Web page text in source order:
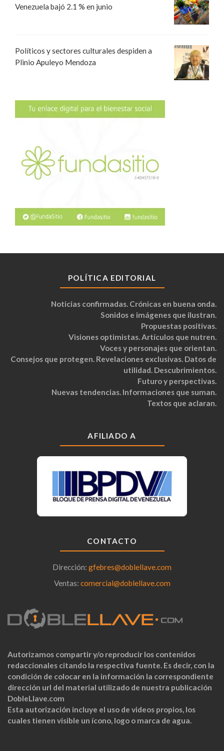
Venezuela bajó 2.1 % en junio
Políticos y sectores culturales despiden a
Plinio Apuleyo Mendoza
POLÍTICA EDITORIAL
Noticias confirmadas. Crónicas en buena onda.
Sonidos e imágenes que ilustran.
Propuestas positivas.
Visiones optimistas. Artículos que nutren.
Voces y personajes que orientan.
Consejos que protegen. Revelaciones exclusivas. Datos de
utilidad. Descubrimientos.
Futuro y perspectivas.
Nuevas tendencias. Informaciones que suman.
Textos que aclaran.
AFILIADO A
CONTACTO
Dirección: gfebres@doblellave.com
Ventas: comercial@doblellave.com
Autorizamos compartir y/o reproducir los contenidos
redaccionales citando la respectiva fuente. Es decir, con la
condición de colocar en la información la correspondiente
dirección url del material utilizado de nuestra publicación
DobleLlave.com
Esta autorización incluye el uso de videos propios, los
cuales tienen visible un ícono, logo o marca de agua.